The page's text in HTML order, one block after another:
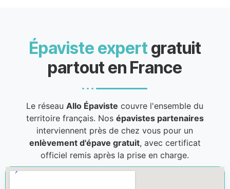
Épaviste expert gratuit
partout en France
Le réseauAllo Épaviste couvre l'ensemble du
territoire français. Nos épavistes partenaires
interviennent près de chez vous pour un
enlèvement d'épave gratuit, avec certificat
officiel remis après la prise en charge.